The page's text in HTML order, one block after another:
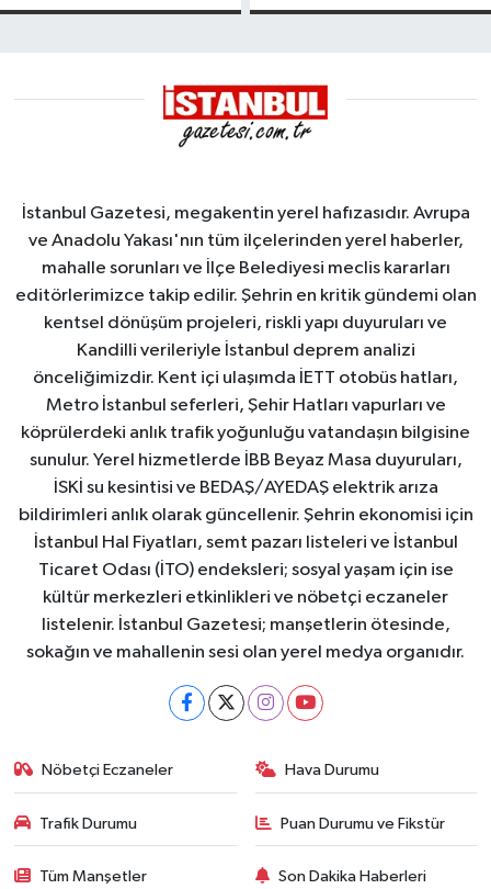
kayması
İstanbul Gazetesi, megakentin yerel hafızasıdır. Avrupa
ve Anadolu Yakası'nın tüm ilçelerinden yerel haberler,
mahalle sorunları ve İlçe Belediyesi meclis kararları
editörlerimizce takip edilir. Şehrin en kritik gündemi olan
kentsel dönüşüm projeleri, riskli yapı duyuruları ve
Kandilli verileriyle İstanbul deprem analizi
önceliğimizdir. Kent içi ulaşımda İETT otobüs hatları,
Metro İstanbul seferleri, Şehir Hatları vapurları ve
köprülerdeki anlık trafik yoğunluğu vatandaşın bilgisine
sunulur. Yerel hizmetlerde İBB Beyaz Masa duyuruları,
İSKİ su kesintisi ve BEDAŞ/AYEDAŞ elektrik arıza
bildirimleri anlık olarak güncellenir. Şehrin ekonomisi için
İstanbul Hal Fiyatları, semt pazarı listeleri ve İstanbul
Ticaret Odası (İTO) endeksleri; sosyal yaşam için ise
kültür merkezleri etkinlikleri ve nöbetçi eczaneler
listelenir. İstanbul Gazetesi; manşetlerin ötesinde,
sokağın ve mahallenin sesi olan yerel medya organıdır.
Nöbetçi Eczaneler Hava Durumu
Trafik Durumu Puan Durumu ve Fikstür
Tüm Manşetler Son Dakika Haberleri